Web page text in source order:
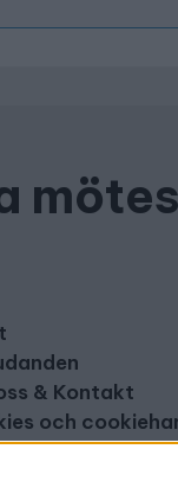
& Kontakt
och
och